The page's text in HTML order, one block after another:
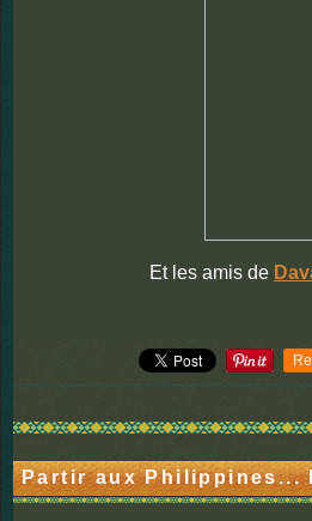
Et les amis de
Partir aux Philippines...